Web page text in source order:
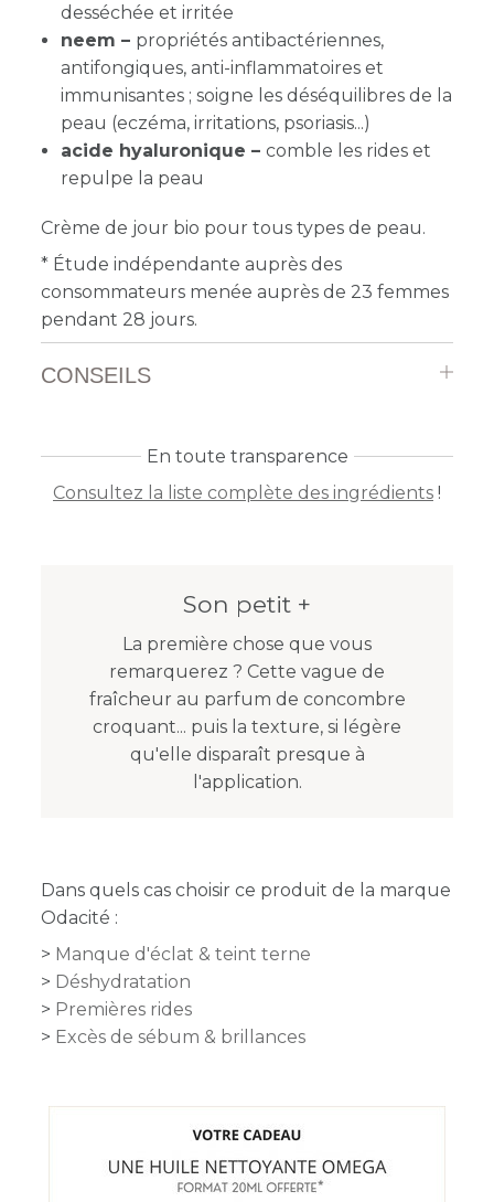
desséchée et irritée
neem – propriétés antibactériennes,
antifongiques, anti-inflammatoires et
immunisantes ; soigne les déséquilibres de la
peau (eczéma, irritations, psoriasis...)
acide hyaluronique – comble les rides et
repulpe la peau
Crème de jour bio pour tous types de peau.
* Étude indépendante auprès des
consommateurs menée auprès de 23 femmes
pendant 28 jours.
CONSEILS
En toute transparence
Consultez la liste complète des ingrédients !
Son petit +
La première chose que vous
remarquerez ? Cette vague de
fraîcheur au parfum de concombre
croquant... puis la texture, si légère
qu'elle disparaît presque à
l'application.
Dans quels cas choisir ce produit de la marque
Odacité :
Manque d'éclat & teint terne
Déshydratation
Premières rides
Excès de sébum & brillances